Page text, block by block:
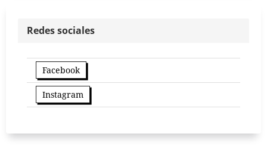
Redes sociales
Facebook
Instagram